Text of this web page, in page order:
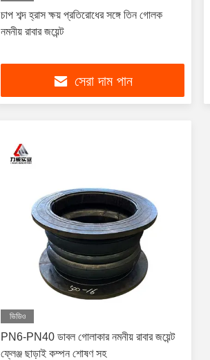
চাপ শব্দ হ্রাস ক্ষয় প্রতিরোধের সঙ্গে তিন গোলক
নমনীয় রাবার জয়েন্ট
সেরা দাম পান
ভিডিও
PN6-PN40 ডাবল গোলাকার নমনীয় রাবার জয়েন্ট
ফ্লেঞ্জ ছাড়াই কম্পন শোষণ সহ